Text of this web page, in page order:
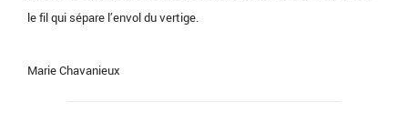
le fil qui sépare l’envol du vertige.
Marie Chavanieux